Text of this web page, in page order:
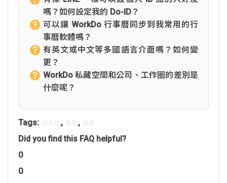
嗎？如何設定我的 Do-ID？
可以讓 WorkDo 行事曆同步到我常用的行
事曆軟體嗎？
有英文或中文等多國語言介面嗎？如何變
更？
WorkDo 私藏空間和公司、工作圈的差別是
什麼呢？
Tags: , ,
Did you find this FAQ helpful?
0
0